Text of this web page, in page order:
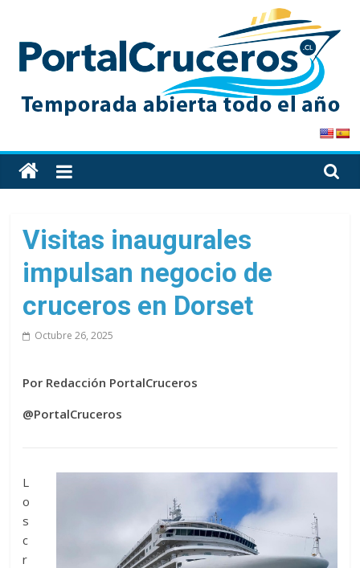
content
PortalCruceros
Toda
la
de
cruceros
en
un
solo
Visitas inaugurales
impulsan negocio de
cruceros en Dorset
Octubre 26, 2025
Por Redacción PortalCruceros
@PortalCruceros
L
o
s
c
r